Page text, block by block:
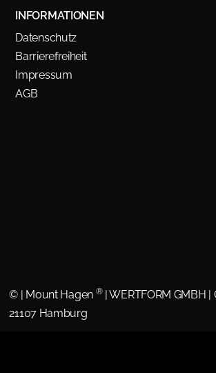
INFORMATIONEN
Datenschutz
Barrierefreiheit
Impressum
AGB
© | Mount Hagen ®| WERTFORM GMBH |
21107 Hamburg